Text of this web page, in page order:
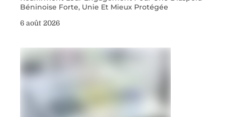
Béninoise Forte, Unie Et Mieux Protégée
6 août 2026